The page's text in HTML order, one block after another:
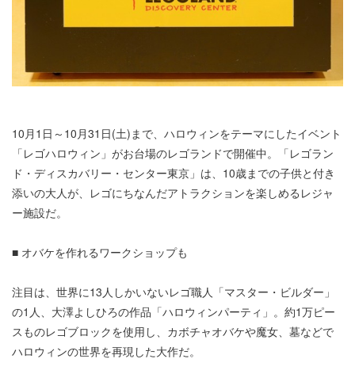
10月1日～10月31日(土)まで、ハロウィンをテーマにしたイベント
「レゴハロウィン」がお台場のレゴランドで開催中。「レゴラン
ド・ディスカバリー・センター東京」は、10歳までの子供と付き
添いの大人が、レゴにちなんだアトラクションを楽しめるレジャ
ー施設だ。
■ オバケを作れるワークショップも
注目は、世界に13人しかいないレゴ職人「マスター・ビルダー」
の1人、大澤よしひろの作品「ハロウィンパーティ」。約1万ピー
スものレゴブロックを使用し、カボチャオバケや魔女、墓などで
ハロウィンの世界を再現した大作だ。